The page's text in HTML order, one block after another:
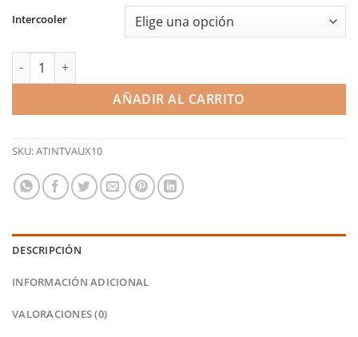
Intercooler
Intercooler Stage 2 - Corsa E OPC (Airtec) cantidad
AÑADIR AL CARRITO
SKU:ATINTVAUX10
DESCRIPCIÓN
INFORMACIÓN ADICIONAL
VALORACIONES (0)